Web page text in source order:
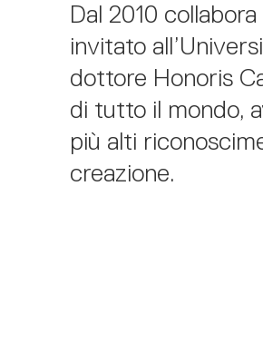
Dal 2010
invitato
dottore Honoris
di tutto il mondo,
più alti
creazione.